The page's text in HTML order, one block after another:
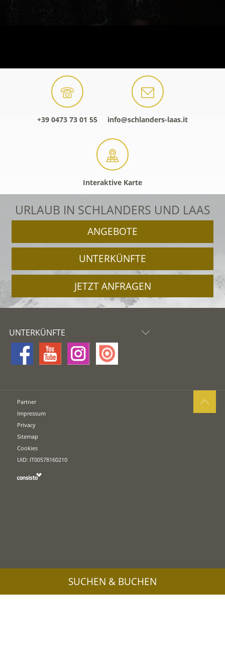
+39 0473 73 01 55 info@schlanders-laas.it
Interaktive Karte
URLAUB IN SCHLANDERS UND LAAS
ANGEBOTE
UNTERKÜNFTE
JETZT ANFRAGEN
UNTERKÜNFTE
Partner
Impressum
Privacy
Sitemap
Cookies
UID: IT00578160210
SUCHEN & BUCHEN